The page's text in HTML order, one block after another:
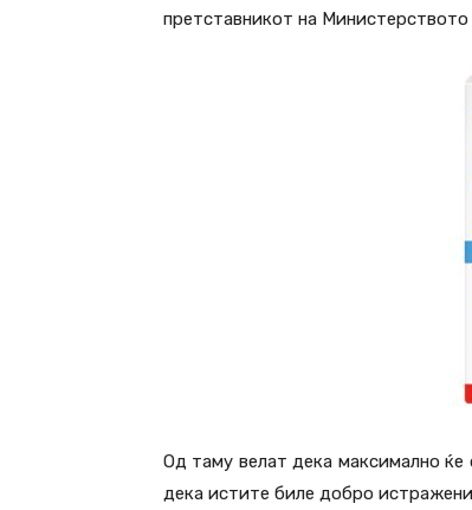
претставникот на
Од таму велат дека максимално
дека истите биле добро